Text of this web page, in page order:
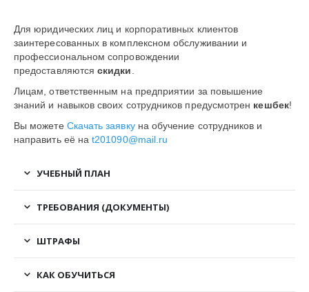
Для юридических лиц и корпоративных клиентов
заинтересованных в комплексном обслуживании и
профессиональном сопровождении
предоставляютсяскидки
Лицам, ответственным на предприятии за повышение
знаний и навыков своих сотрудников предусмотрен кешбек!
Вы можете Скачать заявкуна обучение сотрудников и
направить её наt201090@mail.ru
УЧЕБНЫЙ ПЛАН
ТРЕБОВАНИЯ (ДОКУМЕНТЫ)
ШТРАФЫ
КАК ОБУЧИТЬСЯ